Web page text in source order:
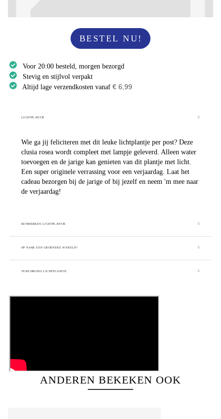
BESTEL NU!
Voor 20:00 besteld, morgen bezorgd
Stevig en stijlvol verpakt
Altijd lage verzendkosten vanaf € 6,99
LICHTPLANTJE
Wie ga jij feliciteren met dit leuke lichtplantje per post? Deze
clusia rosea wordt compleet met lampje geleverd. Alleen water
toevoegen en de jarige kan genieten van dit plantje met licht.
Een super originele verrassing voor een verjaardag. Laat het
cadeau bezorgen bij de jarige of bij jezelf en neem 'm mee naar
de verjaardag!
KENMERKEN LICHTPLANTJE
OP NAAR EEN GROENERE WERELD!
VERZORGING LICHTPLANTJE
ANDEREN BEKEKEN OOK